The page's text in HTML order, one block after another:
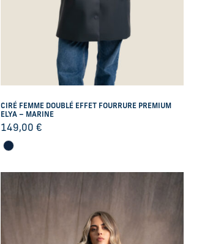
CIRÉ FEMME DOUBLÉ EFFET FOURRURE PREMIUM
ELYA – MARINE
149,00€